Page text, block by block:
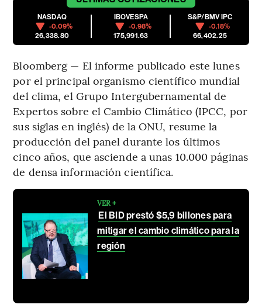
NASDAQ
-0.09%
26,338.80
IBOVESPA
-0.98%
175,991.63
S&P/BMV IPC
-0.18%
66,402.25
Bloomberg — El informe publicado este lunes
por el principal organismo científico mundial
del clima, el Grupo Intergubernamental de
Expertos sobre el Cambio Climático (IPCC, por
sus siglas en inglés) de la ONU, resume la
producción del panel durante los últimos
cinco años, que asciende a unas 10.000 páginas
de densa información científica.
VER +
El BID prestó $5,9 billones para
mitigar el cambio climático para la
región